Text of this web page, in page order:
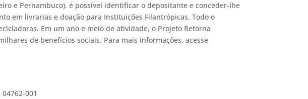
e Pernambuco), é possível identificar o depositante e conceder-lhe
em livrarias e doação para Instituições Filantrópicas. Todo o
Em um ano e meio de atividade, o Projeto Retorna
de benefícios sociais. Para mais informações, acesse
001